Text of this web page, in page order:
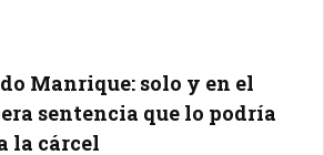
Manrique: solo y en el
sentencia que lo podría
la cárcel